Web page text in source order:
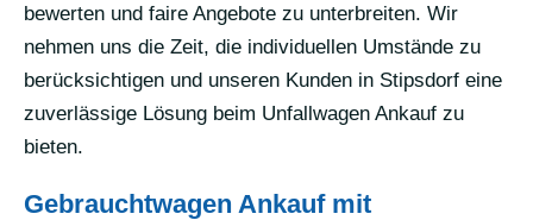
bewerten und faire Angebote zu unterbreiten. Wir
nehmen uns die Zeit, die individuellen Umstände zu
berücksichtigen und unseren Kunden in Stipsdorf eine
zuverlässige Lösung beim Unfallwagen Ankauf zu
bieten.
Gebrauchtwagen Ankauf mit